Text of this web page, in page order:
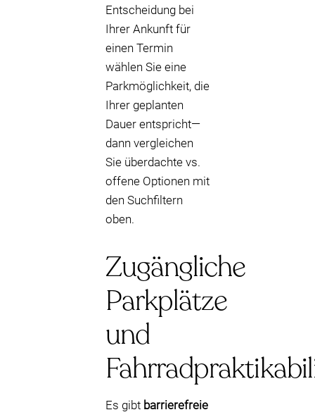
Entscheidung bei
Ihrer Ankunft für
einen Termin
wählen Sie eine
Parkmöglichkeit, die
Ihrer geplanten
Dauer entspricht—
dann vergleichen
Sie überdachte vs.
offene Optionen mit
den Suchfiltern
oben.
Zugängliche
Parkplätze
und
Es gibt barrierefreie